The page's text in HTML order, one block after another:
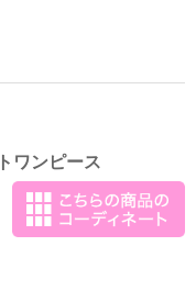
ワンピース